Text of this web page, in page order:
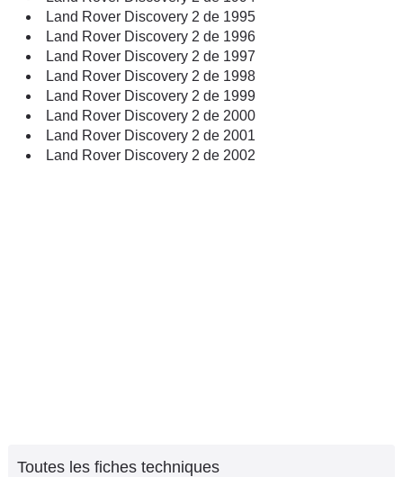
Land Rover Discovery 2 de 1995
Land Rover Discovery 2 de 1996
Land Rover Discovery 2 de 1997
Land Rover Discovery 2 de 1998
Land Rover Discovery 2 de 1999
Land Rover Discovery 2 de 2000
Land Rover Discovery 2 de 2001
Land Rover Discovery 2 de 2002
Toutes les fiches techniques